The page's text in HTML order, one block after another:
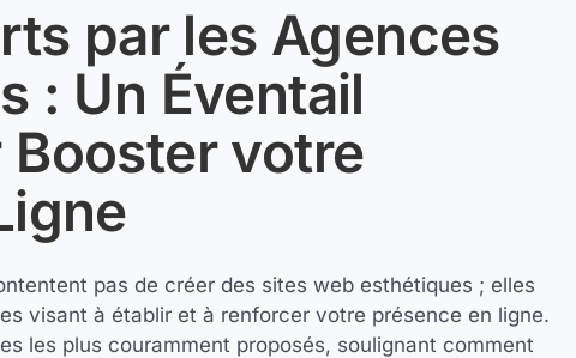
par les Agences
: Un Éventail
votre
pas de créer des sites web esthétiques ; elles
visant à établir et à renforcer votre présence en ligne.
les plus couramment proposés, soulignant comment